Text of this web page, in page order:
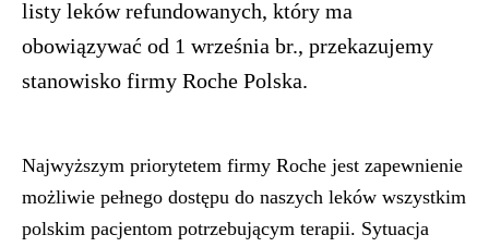
listy leków refundowanych, który ma
obowiązywać od 1 września br., przekazujemy
stanowisko firmy Roche Polska.
Najwyższym priorytetem firmy Roche jest zapewnienie
możliwie pełnego dostępu do naszych leków wszystkim
polskim pacjentom potrzebującym terapii. Sytuacja